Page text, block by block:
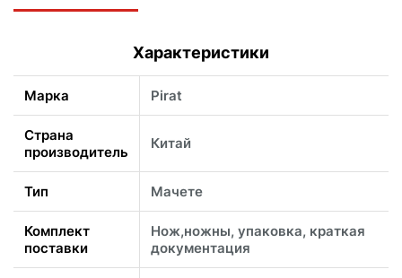
Характеристики
Марка Pirat
Страна
производитель
Китай
Тип Мачете
Комплект
поставки
Нож,ножны, упаковка, краткая
документация